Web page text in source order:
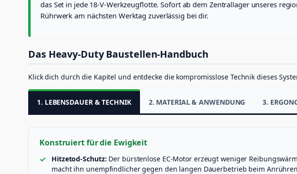
g
das Set in jede 18-V-Werkzeugflotte. Sofort ab dem Zentrallager unseres
Rührwerk am nächsten Werktag zuverlässig bei dir.
Das Heavy-Duty Baustellen-Handbuch
Klick dich durch die Kapitel und entdecke die kompromisslose Technik dieses
1. LEBENSDAUER & TECHNIK 2. MATERIAL & ANWENDUNG 3.
Konstruiert für die Ewigkeit
Hitzetod-Schutz: Der bürstenlose EC-Motor erzeugt weniger
macht ihn unempfindlicher gegen den langen Dauerbetrieb beim